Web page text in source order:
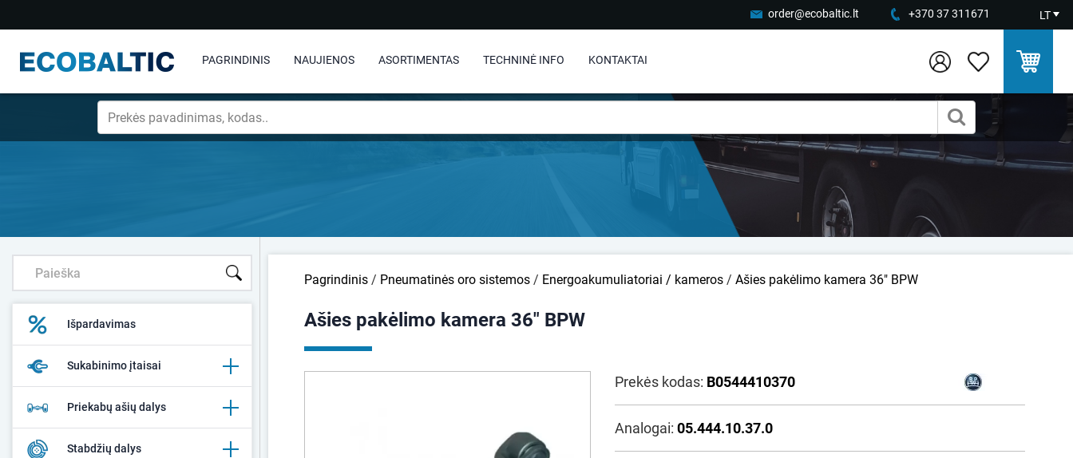
order@ecobaltic.lt +370 37 311671 LT
PAGRINDINIS NAUJIENOS ASORTIMENTAS TECHNINĖ INFO KONTAKTAI
Išpardavimas
Sukabinimo įtaisai
Priekabų ašių dalys
Stabdžių dalys
Pagrindinis / Pneumatinės oro sistemos / Energoakumuliatoriai / kameros / Ašies pakėlimo kamera 36" BPW
Ašies pakėlimo kamera 36" BPW
Prekės kodas: B0544410370
Analogai: 05.444.10.37.0